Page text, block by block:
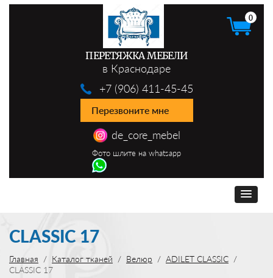
ПЕРЕТЯЖКА МЕБЕЛИ
в Краснодаре
de_core_mebel
Фото шлите на whatsapp
+7 (906) 411-45-45
Перезвоните мне
0
CLASSIC 17
Главная Каталог тканей Велюр
ADILET CLASSIC
CLASSIC 17